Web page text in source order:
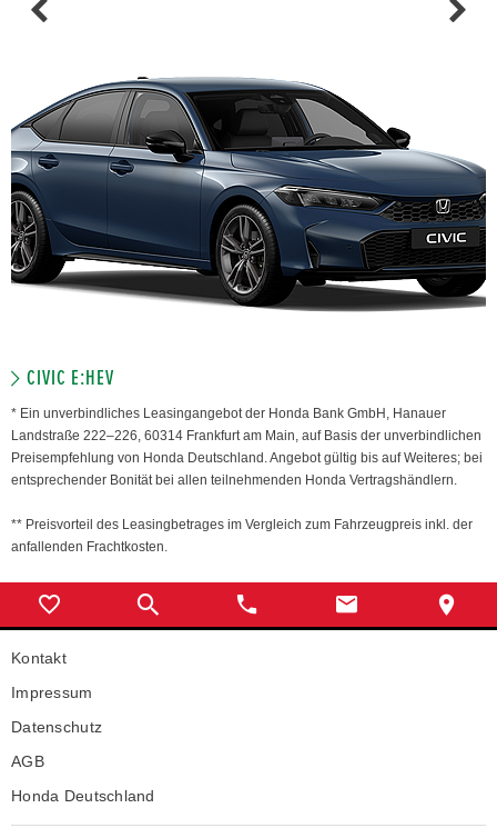
CIVIC E:HEV
* Ein unverbindliches Leasingangebot der Honda Bank GmbH, Hanauer
Landstraße 222–226, 60314 Frankfurt am Main, auf Basis der unverbindlichen
Preisempfehlung von Honda Deutschland. Angebot gültig bis auf Weiteres; bei
entsprechender Bonität bei allen teilnehmenden Honda Vertragshändlern.
** Preisvorteil des Leasingbetrages im Vergleich zum Fahrzeugpreis inkl. der
anfallenden Frachtkosten.
Kontakt
Impressum
Datenschutz
AGB
Honda Deutschland